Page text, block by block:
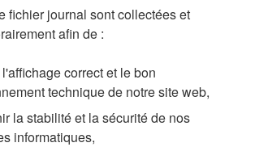
fichier journal sont collectées et
afin de :
correct et le bon
technique de notre site web,
la stabilité et la sécurité de nos
informatiques,